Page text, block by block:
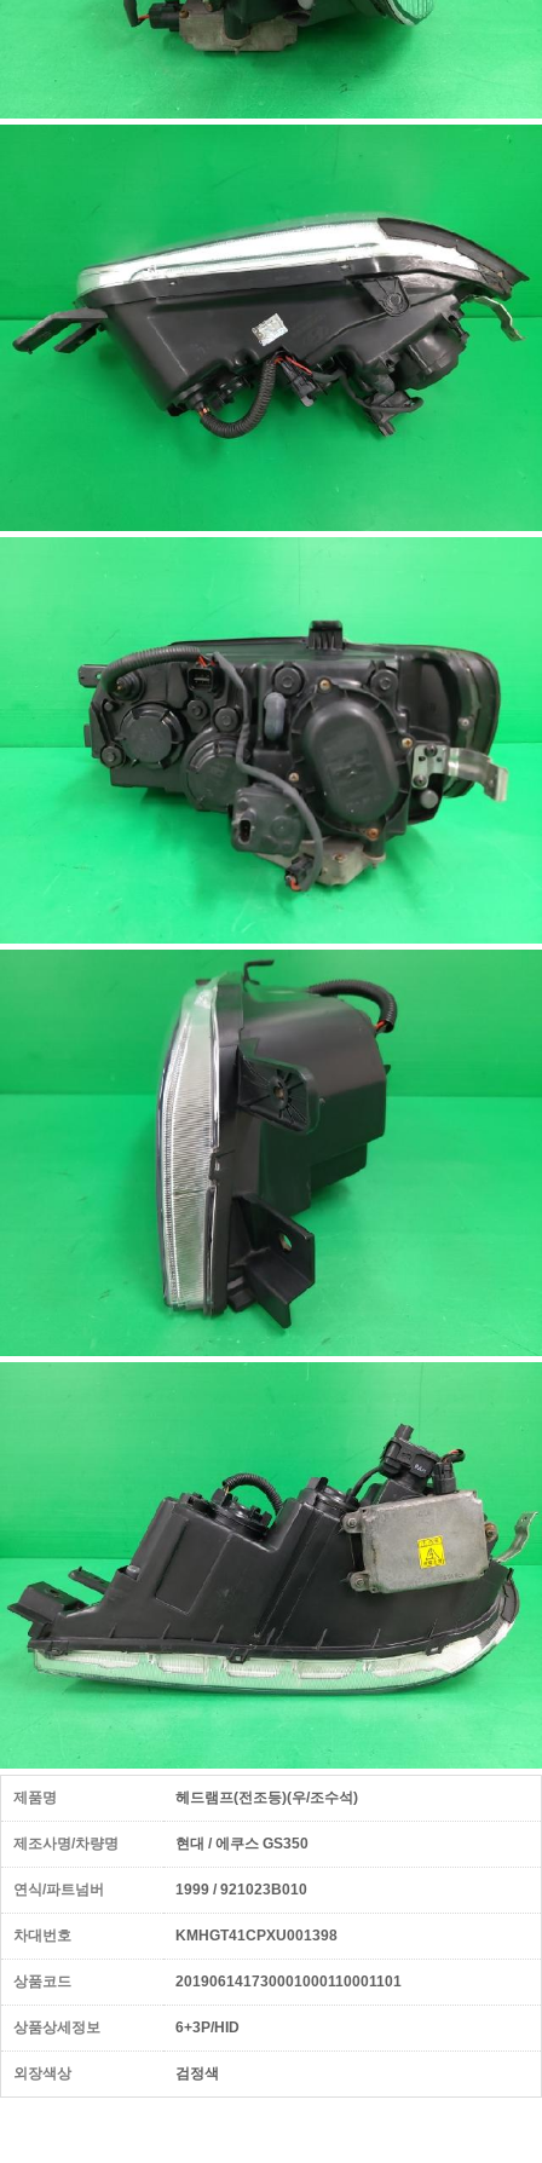
제품명 헤드램프(전조등)(우/조수석)
제조사명/차량명 현대 / 에쿠스 GS350
연식/파트넘버 1999 / 921023B010
차대번호 KMHGT41CPXU001398
상품코드 201906141730001000110001101
상품상세정보 6+3P/HID
외장색상 검정색